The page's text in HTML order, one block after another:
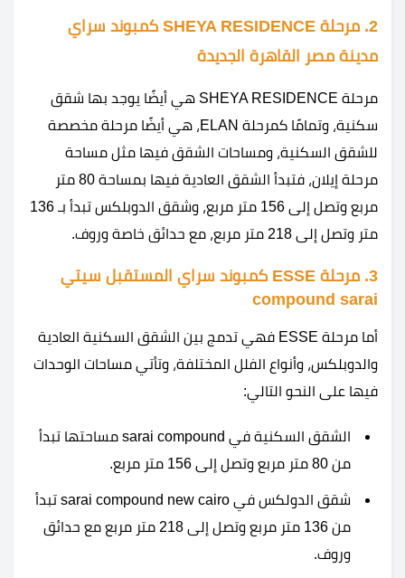
2. مرحلة SHEYA RESIDENCE كمبوند سراي
مدينة مصر القاهرة الجديدة
مرحلة SHEYA RESIDENCE هي أيضًا يوجد بها شقق
سكنية، وتمامًا كمرحلة ELAN، هي أيضًا مرحلة مخصصة
للشقق السكنية، ومساحات الشقق فيها مثل مساحة
مرحلة إيلان، فتبدأ الشقق العادية فيها بمساحة 80 متر
مربع وتصل إلى 156 متر مربع، وشقق الدوبلكس تبدأ بـ 136
متر وتصل إلى 218 متر مربع، مع حدائق خاصة وروف.
3. مرحلة ESSE كمبوند سراي المستقبل سيتي
compound sarai
أما مرحلة ESSE فهي تدمج بين الشقق السكنية العادية
والدوبلكس، وأنواع الفلل المختلفة، وتأتي مساحات الوحدات
فيها على النحو التالي:
الشقق السكنية في sarai compound مساحتها تبدأ
من 80 متر مربع وتصل إلى 156 متر مربع.
شقق الدولكس في sarai compound new cairo تبدأ
من 136 متر مربع وتصل إلى 218 متر مربع مع حدائق
وروف.